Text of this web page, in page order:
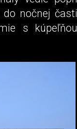
do nočnej časti
s kúpeľňou